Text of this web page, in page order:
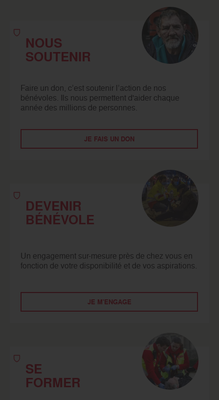
NOUS
SOUTENIR
Faire un don, c’est soutenir l’action de nos
bénévoles. Ils nous permettent d'aider chaque
année des millions de personnes.
JE FAIS UN DON
DEVENIR
BÉNÉVOLE
Un engagement sur-mesure près de chez vous en
fonction de votre disponibilité et de vos aspirations.
JE M'ENGAGE
SE
FORMER